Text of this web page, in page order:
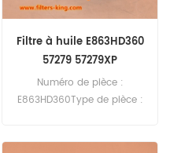
Filtre à huile E863HD360
57279 57279XP
Numéro de pièce :
E863HD360Type de pièce :